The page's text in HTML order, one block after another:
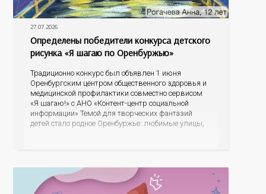
27.07.2026
Определены победители конкурса детского
рисунка «Я шагаю по Оренбуржью»
Традиционно конкурс был объявлен 1 июня
Оренбургским центром общественного здоровья и
медицинской профилактики совместно сервисом
«Я шагаю!» с АНО «Контент-центр социальной
информации» Темой для творческих фантазий
детей стало родное Оренбуржье: любимые улицы,